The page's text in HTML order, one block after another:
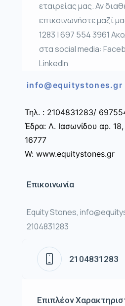
εταιρείας μας. Αν
επικοινωνήστε μαζί
1283 | 697 554 3961
στα social media:
LinkedIn
info@equitystones.gr
Τηλ. : 2104831283/
Έδρα: Λ. Ιασωνίδου αρ.
16777
W: www.equitystones.gr
Επικοινωνία
Equity Stones,
2104831283
2104831283
Επιπλέον